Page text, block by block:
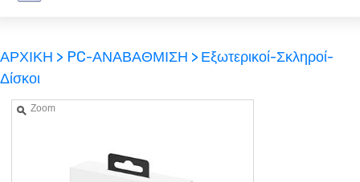
ΕΓΓΡΑΦΗ
ΑΡΧΙΚΗ > PC-ΑΝΑΒΑΘΜΙΣΗ > Εξωτερικοί-Σκληροί-
Δίσκοι
Zoom